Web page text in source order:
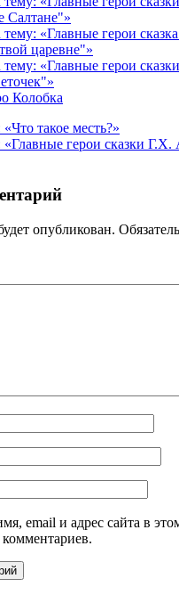
Салтане"»
«Главные герои
царевне"»
«Главные герои
Колобка
такое месть?»
герои сказки Г.Х.
опубликован.
email и адрес сайта в